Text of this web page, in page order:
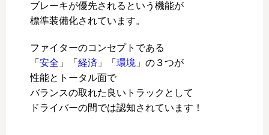
ブレーキが優先されるという機能が
標準装備化されています。
ファイターのコンセプトである
「 安全 」「 経済 」「 環境 」の３つが
性能とトータル面で
バランスの取れた良いトラックとして
ドライバーの間では認知されています！